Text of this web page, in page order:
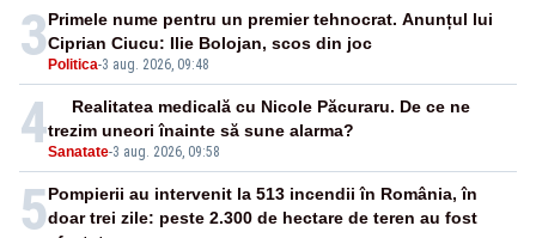
3 Politica-3 aug. 2026, 09:48
Primele nume pentru un premier tehnocrat. Anunțul lui
Ciprian Ciucu: Ilie Bolojan, scos din joc
4Sanatate-3 aug. 2026, 09:58
Realitatea medicală cu Nicole Păcuraru. De ce ne
trezim uneori înainte să sune alarma?
5Pompierii au intervenit la 513 incendii în România, în
doar trei zile: peste 2.300 de hectare de teren au fost